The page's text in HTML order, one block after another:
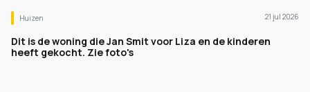
Huizen 21 jul 2026
Dit is de woning die Jan Smit voor Liza en de kinderen
heeft gekocht. Zie foto's